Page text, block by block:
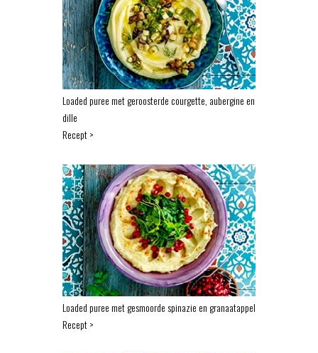
Loaded puree met geroosterde courgette, aubergine en
dille
Recept >
Loaded puree met gesmoorde spinazie en granaatappel
Recept >